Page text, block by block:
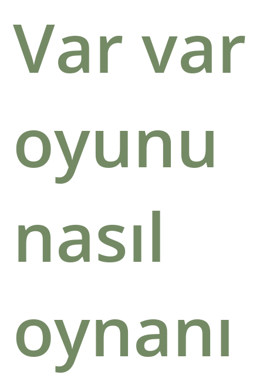
Var var
oyunu
nasıl
oynanı